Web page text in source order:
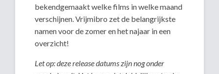
bekendgemaakt welke films in welke maand
verschijnen. Vrijmibro zet de belangrijkste
namen voor de zomer en het najaar in een
overzicht!
Let op: deze release datums zijn nog onder